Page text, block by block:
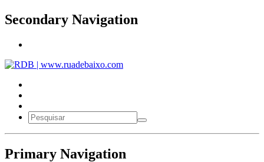
Secondary Navigation
Primary Navigation